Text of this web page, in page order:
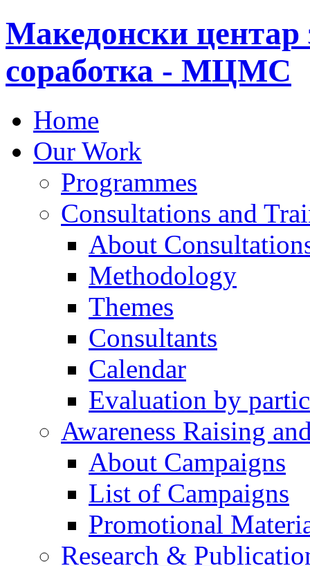
Македонски центар
соработка - МЦМС
Home
Our Work
Programmes
Consultations and
About
Methodology
Themes
Consultants
Calendar
Evaluation by
Awareness Raising
About Campaigns
List of Campaigns
Promotional
Research &